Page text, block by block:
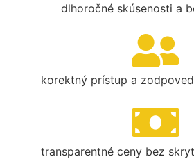
dlhoročné skúsenosti a
korektný prístup a
transparentné ceny bez